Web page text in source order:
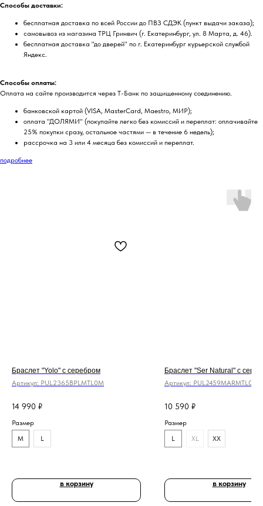
Способы доставки:
бесплатная доставка по всей России до ПВЗ СДЭК (пункт выдачи заказа);
самовывоз из магазина ТРЦ Гринвич (г. Екатеринбург, ул. 8 Марта, д. 46).
бесплатная доставка "до дверей" по г. Екатеринбург курьерской службой
Яндекс.
Способы оплаты:
Оплата на сайте производится через Т-Банк по защищенному соединению.
банковской картой (VISA, MasterCard, Maestro, МИР);
оплата "ДОЛЯМИ" (покупайте легко без комиссий и переплат: оплачивайте
25% покупки сразу, остальное частями — в течение 6 недель);
рассрочка на 3 или 4 месяца без комиссий и переплат.
подробнее
Браслет "Yolo" с серебром
Артикул: PUL2365BPLMTL0M
14 990 ₽
Размер
M
L
в корзину
Браслет "Ser Natural" с
Артикул: PUL2459MARMTL0L
10 590 ₽
Размер
L
XL XX
в корзину